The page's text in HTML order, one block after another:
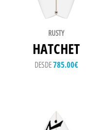
RUSTY
HATCHET
DESDE785.00€